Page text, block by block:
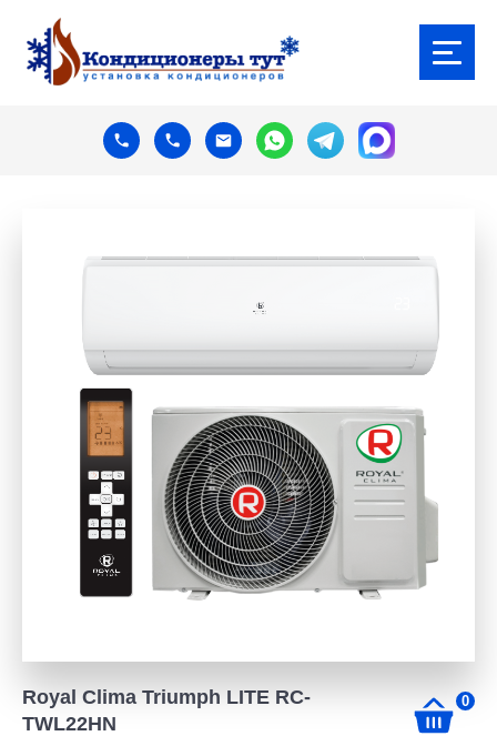
Royal Clima Triumph LITE RC-
TWL22HN
0